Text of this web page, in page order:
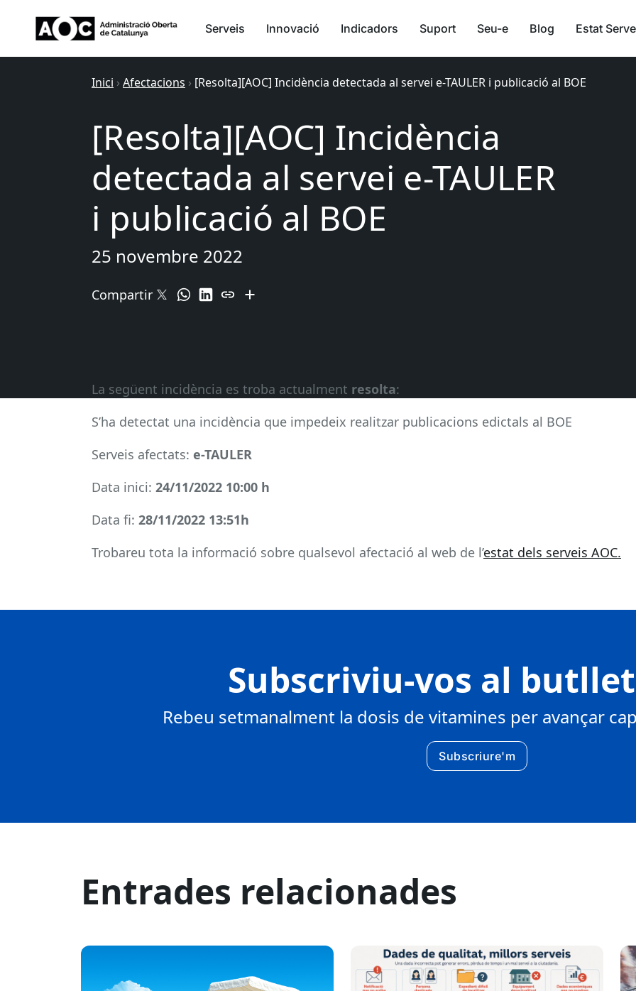
Serveis Innovació Indicadors Suport Seu-e Blog Estat
Inici › Afectacions › [Resolta][AOC] Incidència detectada al servei e-TAULER i publicació al BOE
[Resolta][AOC] Incidència
detectada al servei e-TAULER
i publicació al BOE
25 novembre 2022
Compartir
La següent incidència es troba actualment resolta:
S’ha detectat una incidència que impedeix realitzar publicacions edictals al BOE
Serveis afectats: e-TAULER
Data inici: 24/11/2022 10:00 h
Data fi: 28/11/2022 13:51h
Trobareu tota la informació sobre qualsevol afectació al web de l’estat dels serveis AOC.
Subscriviu-vos al
Rebeu setmanalment la dosis de vitamines per avançar
Subscriure'm
Entrades relacionades